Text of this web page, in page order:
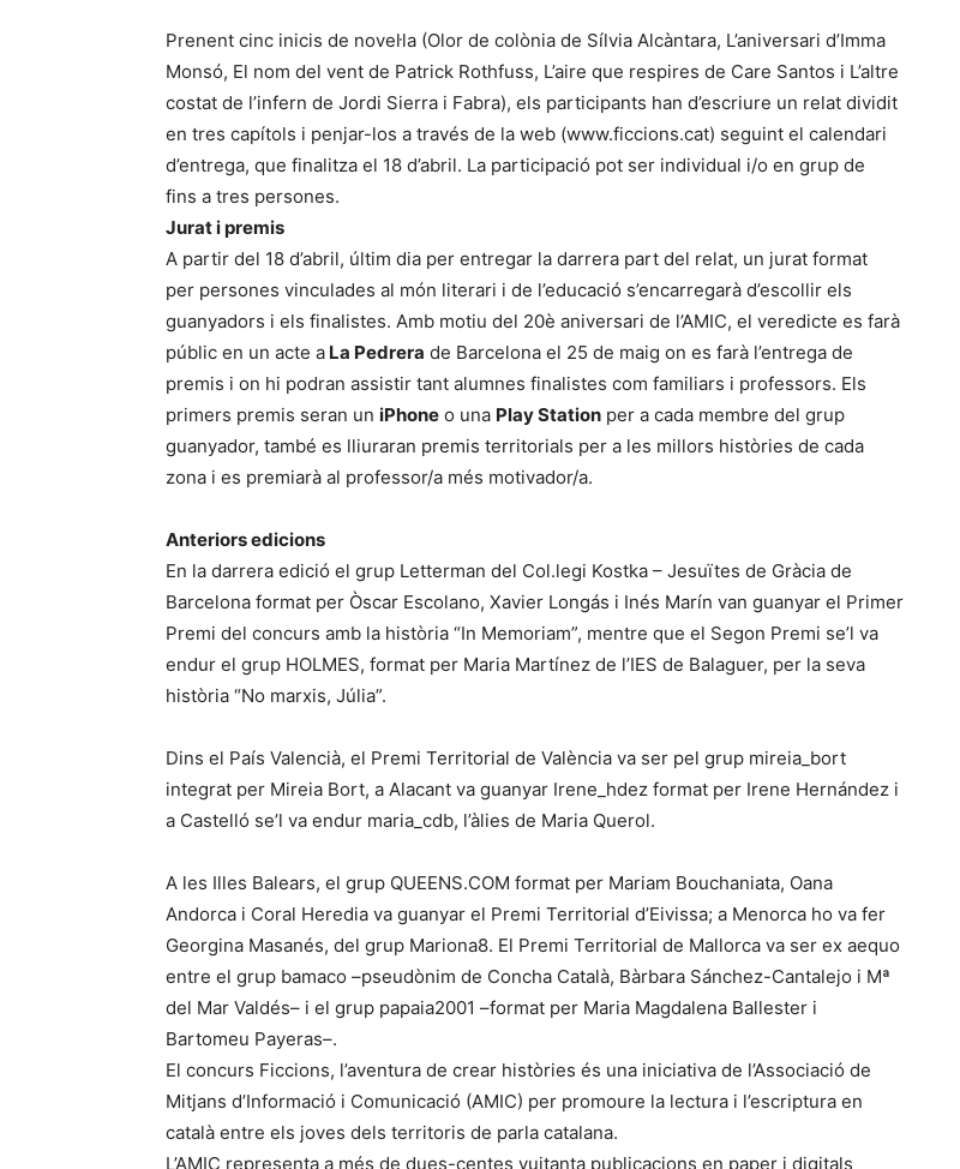
Prenent cinc inicis de novel·la (Olor de colònia de Sílvia Alcàntara, L’aniversari d’Imma
Monsó, El nom del vent de Patrick Rothfuss, L’aire que respires de Care Santos i L’altre
costat de l’infern de Jordi Sierra i Fabra), els participants han d’escriure un relat dividit
en tres capítols i penjar-los a través de la web (www.ficcions.cat) seguint el calendari
d’entrega, que finalitza el 18 d’abril. La participació pot ser individual i/o en grup de
fins a tres persones.
Jurat i premis
A partir del 18 d’abril, últim dia per entregar la darrera part del relat, un jurat format
per persones vinculades al món literari i de l’educació s’encarregarà d’escollir els
guanyadors i els finalistes. Amb motiu del 20è aniversari de l’AMIC, el veredicte es farà
públic en un acte a La Pedrera de Barcelona el 25 de maig on es farà l’entrega de
premis i on hi podran assistir tant alumnes finalistes com familiars i professors. Els
primers premis seran un iPhone o una Play Station per a cada membre del grup
guanyador, també es lliuraran premis territorials per a les millors històries de cada
zona i es premiarà al professor/a més motivador/a.
Anteriors edicions
En la darrera edició el grup Letterman del Col.legi Kostka – Jesuïtes de Gràcia de
Barcelona format per Òscar Escolano, Xavier Longás i Inés Marín van guanyar el Primer
Premi del concurs amb la història “In Memoriam”, mentre que el Segon Premi se’l va
endur el grup HOLMES, format per Maria Martínez de l’IES de Balaguer, per la seva
història “No marxis, Júlia”.
Dins el País Valencià, el Premi Territorial de València va ser pel grup mireia_bort
integrat per Mireia Bort, a Alacant va guanyar Irene_hdez format per Irene Hernández i
a Castelló se’l va endur maria_cdb, l’àlies de Maria Querol.
A les Illes Balears, el grup QUEENS.COM format per Mariam Bouchaniata, Oana
Andorca i Coral Heredia va guanyar el Premi Territorial d’Eivissa; a Menorca ho va fer
Georgina Masanés, del grup Mariona8. El Premi Territorial de Mallorca va ser ex aequo
entre el grup bamaco –pseudònim de Concha Català, Bàrbara Sánchez-Cantalejo i Mª
del Mar Valdés– i el grup papaia2001 –format per Maria Magdalena Ballester i
Bartomeu Payeras–.
El concurs Ficcions, l’aventura de crear històries és una iniciativa de l’Associació de
Mitjans d’Informació i Comunicació (AMIC) per promoure la lectura i l’escriptura en
català entre els joves dels territoris de parla catalana.
L’AMIC representa a més de dues-centes vuitanta publicacions en paper i digitals